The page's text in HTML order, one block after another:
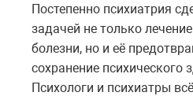
Постепенно психиатрия
задачей не только
болезни, но и её
сохранение психического
Психологи и психиатры